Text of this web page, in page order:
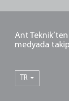
Ant
medyada
TR